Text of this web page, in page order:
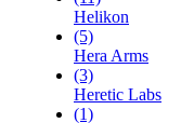
Helikon
(5)
Hera Arms
(3)
Heretic Labs
(1)